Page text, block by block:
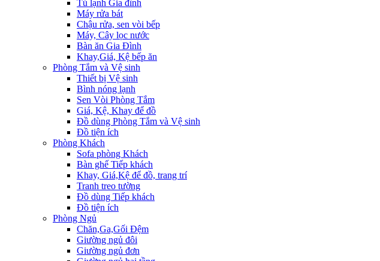
Tủ lạnh Gia đình
Máy rửa bát
Chậu rửa, sen vòi bếp
Máy, Cây lọc nước
Bàn ăn Gia Đình
Khay,Giá, Kệ bếp ăn
Phòng Tắm và Vệ sinh
Thiết bị Vệ sinh
Bình nóng lạnh
Sen Vòi Phòng Tắm
Giá, Kệ, Khay để đồ
Đồ dùng Phòng Tắm và Vệ sinh
Đồ tiện ích
Phòng Khách
Sofa phòng Khách
Bàn ghế Tiếp khách
Khay, Giá,Kệ để đồ, trang trí
Tranh treo tường
Đồ dùng Tiếp khách
Đồ tiện ích
Phòng Ngủ
Chăn,Ga,Gối Đệm
Giường ngủ đôi
Giường ngủ đơn